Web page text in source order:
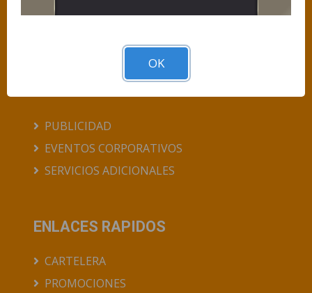
Descarga nuestra App y llevanos siempre
PUBLICIDAD
EVENTOS CORPORATIVOS
SERVICIOS ADICIONALES
ENLACES RAPIDOS
CARTELERA
PROMOCIONES
OK